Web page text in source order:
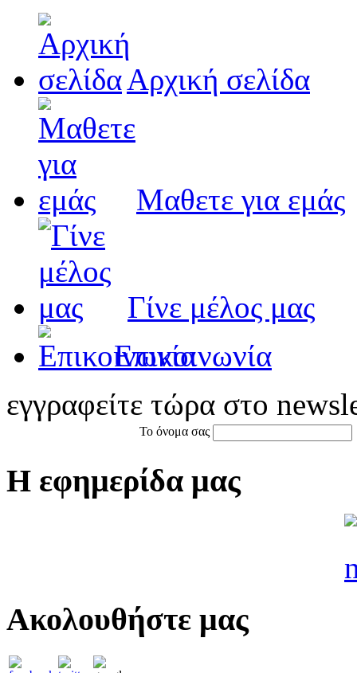
Αρχική σελίδα
Μαθετε για εμάς
Γίνε μέλος μας
Eπικοινωνία
εγγραφείτε τώρα στο
Το όνομα σας
Η εφημερίδα μας
Ακολουθήστε μας